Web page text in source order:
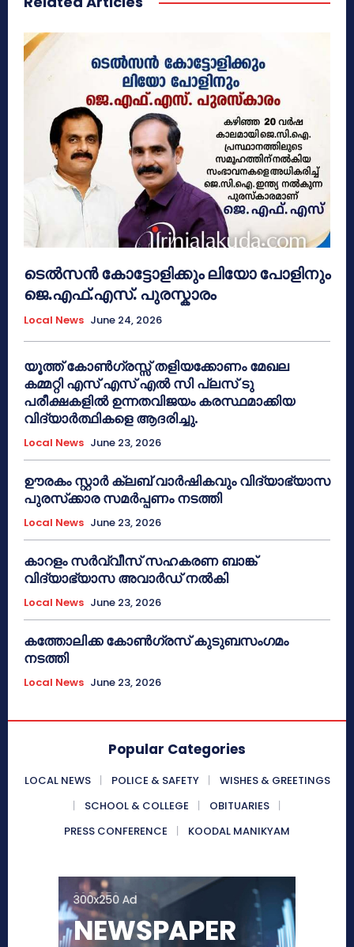
ടെൽസൻ കോട്ടോളിക്കും ലിയോ പോളിനും
ജെ.എഫ്.എസ്. പുരസ്കാരം
Local News June 24, 2026
യൂത്ത് കോൺഗ്രസ്സ് തളിയക്കോണം മേഖല
കമ്മറ്റി എസ് എസ് എൽ സി പ്ലസ് ടു
പരീക്ഷകളിൽ ഉന്നതവിജയം കരസ്ഥമാക്കിയ
വിദ്യാർത്ഥികളെ ആദരിച്ചു.
Local News June 23, 2026
ഊരകം സ്റ്റാർ ക്ലബ് വാർഷികവും വിദ്യാഭ്യാസ
പുരസ്‌ക്കാര സമർപ്പണം നടത്തി
Local News June 23, 2026
കാറളം സർവ്വീസ് സഹകരണ ബാങ്ക്
വിദ്യാഭ്യാസ അവാർഡ് നൽകി
Local News June 23, 2026
കത്തോലിക്ക കോൺഗ്രസ് കുടുബസംഗമം
നടത്തി
Local News June 23, 2026
Popular Categories
LOCAL NEWS POLICE & SAFETY
WISHES & GREETINGS
SCHOOL & COLLEGE
OBITUARIES
PRESS CONFERENCE
KOODAL MANIKYAM